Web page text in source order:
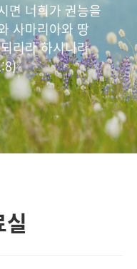
면 너희가 권능을
사마리아와 땅
리라 하시니라